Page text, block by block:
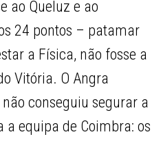
ao Queluz e ao
24 pontos – patamar
a Física, não fosse a
Vitória. O Angra
conseguiu segurar a
equipa de Coimbra: os